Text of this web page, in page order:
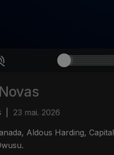
23 mai. 2026
Aldous Harding,